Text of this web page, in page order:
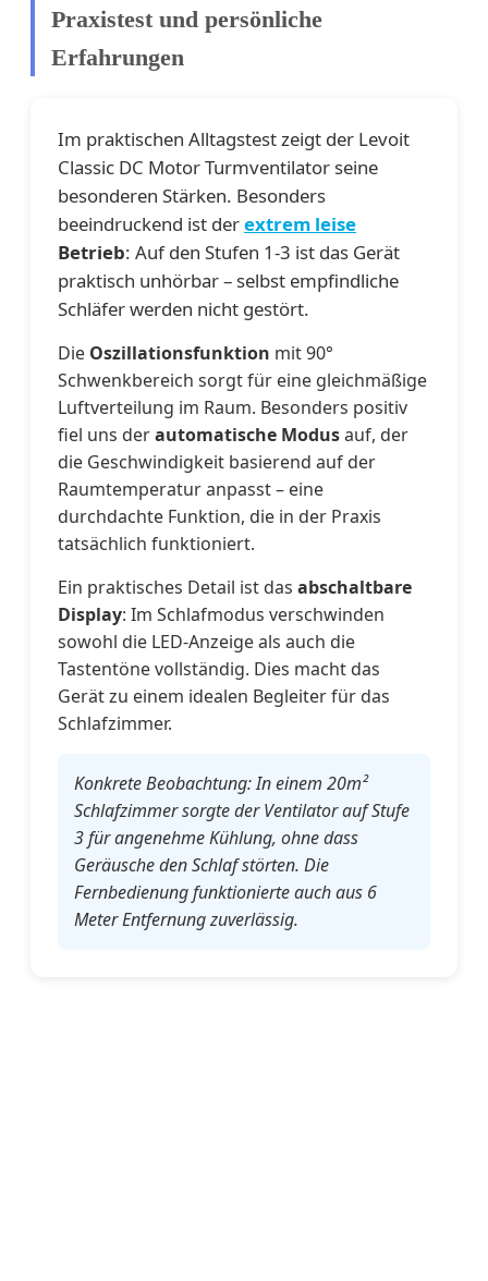
Praxistest und persönliche
Erfahrungen
Im praktischen Alltagstest zeigt der Levoit
Classic DC Motor Turmventilator seine
besonderen Stärken. Besonders
beeindruckend ist derextrem leise
Betrieb: Auf den Stufen 1-3 ist das Gerät
praktisch unhörbar – selbst empfindliche
Schläfer werden nicht gestört.
Die Oszillationsfunktion mit 90°
Schwenkbereich sorgt für eine gleichmäßige
Luftverteilung im Raum. Besonders positiv
fiel uns derautomatische Modusauf, der
die Geschwindigkeit basierend auf der
Raumtemperatur anpasst – eine
durchdachte Funktion, die in der Praxis
tatsächlich funktioniert.
Ein praktisches Detail ist das abschaltbare
Display: Im Schlafmodus verschwinden
sowohl die LED-Anzeige als auch die
Tastentöne vollständig. Dies macht das
Gerät zu einem idealen Begleiter für das
Schlafzimmer.
Konkrete Beobachtung: In einem 20m²
Schlafzimmer sorgte der Ventilator auf Stufe
3 für angenehme Kühlung, ohne dass
Geräusche den Schlaf störten. Die
Fernbedienung funktionierte auch aus 6
Meter Entfernung zuverlässig.